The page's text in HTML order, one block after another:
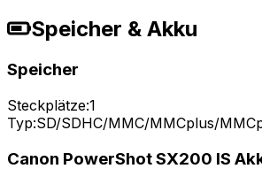
Speicher & Akku
Speicher
Steckplätze:1
Typ:SD/SDHC/MMC/MMCplus/
Canon PowerShot SX200 IS